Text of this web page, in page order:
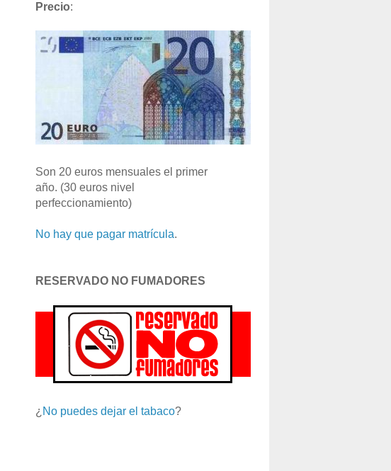
Precio:
Son 20 euros mensuales el primer
año. (30 euros nivel
perfeccionamiento)
No hay que pagar matrícula.
RESERVADO NO FUMADORES
¿ No puedes dejar el tabaco?